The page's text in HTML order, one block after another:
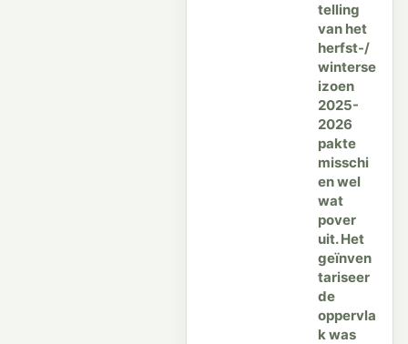
telling
van het
herfst-/
winterse
izoen
2025-
2026
pakte
misschi
en wel
wat
pover
uit. Het
geïnven
tariseer
de
oppervla
k was